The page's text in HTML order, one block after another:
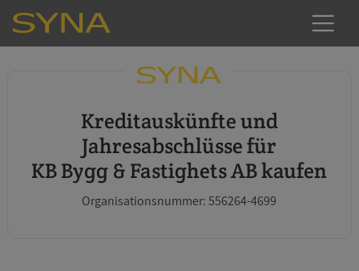
Kreditauskünfte und
Jahresabschlüsse für
KB Bygg & Fastighets AB kaufen
Organisationsnummer: 556264-4699